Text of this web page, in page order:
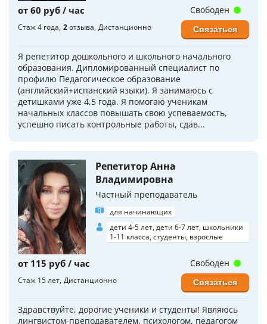
от 60 руб / час
Стаж 4 года 2отзыва Дистанционно
Я репетитор дошкольного и школьного начального
образования. Дипломированный специалист по
профилю Педагогическое образование
(английский+испанский языки). Я занимаюсь с
детишками уже 4,5 года. Я помогаю ученикам
начальных классов повышать свою успеваемость,
успешно писать контрольные работы, сдав...
Свободен
Связаться
Репетитор Анна
Владимировна
Частный преподаватель
для начинающих
дети 4-5 лет, дети 6-7 лет, школьники
1-11 класса, студенты, взрослые
от 115 руб / час
Стаж 15 лет Дистанционно
Здравствуйте, дорогие ученики и студенты! Являюсь
лингвистом-преподавателем, психологом, педагогом
Свободен
Связаться